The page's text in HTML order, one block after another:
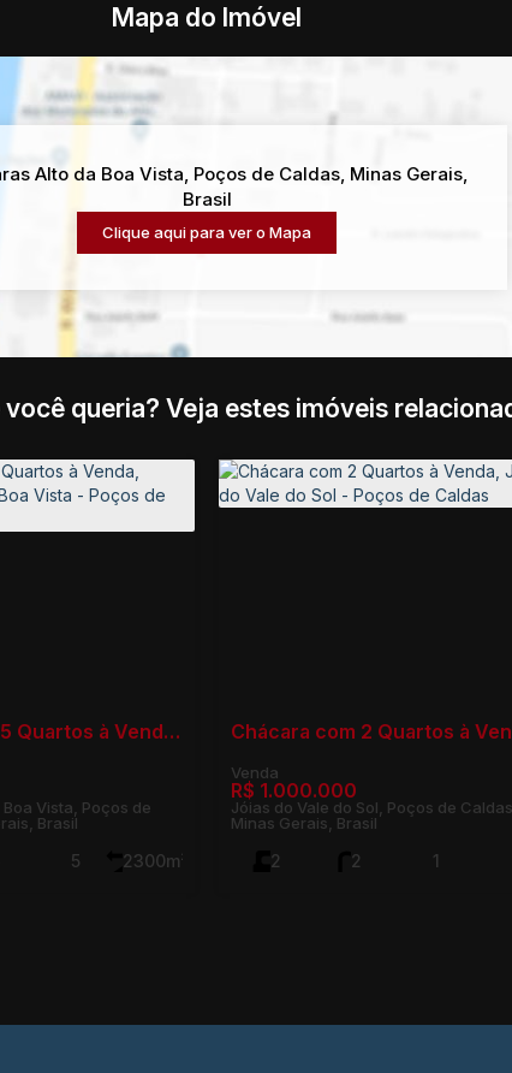
Mapa do Imóvel
Alto da Boa Vista Poços de Caldas Minas Gerais
Brasil
Clique aqui para ver o Mapa
você queria? Veja estes imóveis
Chácara com 5 Quartos à Venda, Chácaras Alto da Boa Vista - Poços de Caldas
Vista, Poços de
Brasil
5
2300m²
R$ 1.000.000
Jóias do Vale do Sol, Poços de Caldas,
Minas Gerais, Brasil
2 2 1